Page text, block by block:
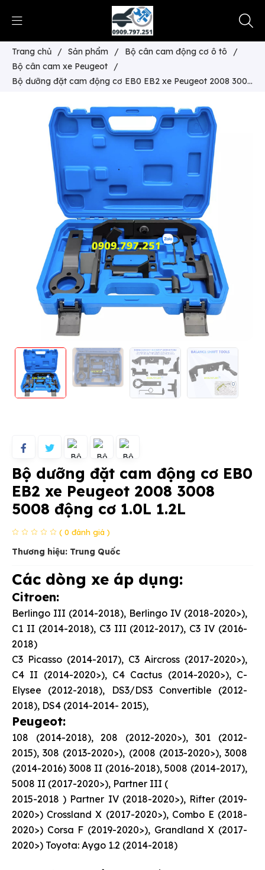
Trang chủ / Sản phẩm / Bộ cân cam động cơ ô tô
/
Bộ cân cam xe Peugeot
/
Bộ dưỡng đặt cam động cơ EB0 EB2 xe Peugeot 2008 3008
Bộ dưỡng đặt cam động cơ EB0
EB2 xe Peugeot 2008 3008
5008 động cơ 1.0L 1.2L
( 0 đánh giá )
Thương hiệu: Trung Quốc
Các dòng xe áp dụng:
Citroen:
Berlingo III (2014-2018), Berlingo IV (2018-2020>),
C1 II (2014-2018), C3 III (2012-2017), C3 IV (2016-
2018)
C3 Picasso (2014-2017), C3 Aircross (2017-2020>),
C4 II (2014-2020>), C4 Cactus (2014-2020>), C-
Elysee (2012-2018), DS3/DS3 Convertible (2012-
2018), DS4 (2014-2014- 2015),
Peugeot:
108 (2014-2018), 208 (2012-2020>), 301 (2012-
2015), 308 (2013-2020>), (2008 (2013-2020>), 3008
(2014-2016) 3008 II (2016-2018), 5008 (2014-2017),
5008 II (2017-2020>), Partner III (
2015-2018 ) Partner IV (2018-2020>), Rifter (2019-
2020>) Crossland X (2017-2020>), Combo E (2018-
2020>) Corsa F (2019-2020>), Grandland X (2017-
2020>) Toyota: Aygo 1.2 (2014-2018)